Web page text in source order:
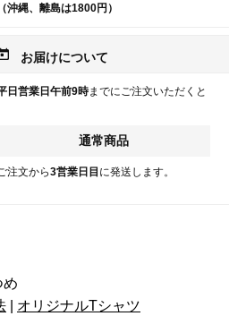
（沖縄、離島は1800円）
お届けについて
日営業日午前9時までにご注文いただくと
通常商品
注文から3営業日目 に発送します。
め
オリジナルTシャツ